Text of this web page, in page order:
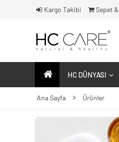
Kargo Takibi Sepet
HC DÜNYASI
Ana Sayfa Ürünler